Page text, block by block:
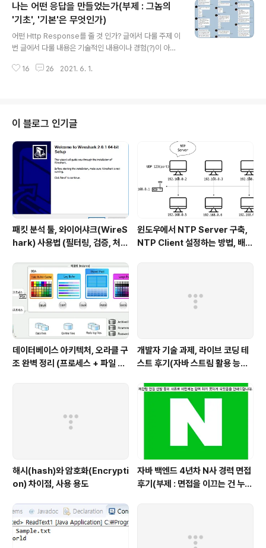
년 목표와 회고 📘 보고 싶은 책 보기 자바 ORM 표준 JP
A 프로그래밍, 친절한 SQL 튜닝, 오라클 성능 고도화 원리
와 해법, 새로 쓴 대용량 데이터베이스 솔루션 (총 4권) 실
패. 자바 ORM 표준 JPA 프로그래밍만 읽었고 나머지 3
권은 구매조차 하지 못했다. 2022년에는 주니어를 넘어
중니어(?)는 되는데 기본에 충실하기 위해서 데이터베이스
나는 어떤 응답을 만들었는가(부제 : 그놈의
'기초', '기본'은 무엇인가)
어떤 Http Response를 줄 것 인가? 글에서 다룰 주제 이
번 글에서 다룰 내용은 기술적인 내용이나 경험(?)이 아닌
어 개발자 연봉 상승 소식도 많이 들리고, 개발자 수요도 많
람들에게 업계 질문을 많이 할 것이다. 그리고 현업에 있는
사람들의 조언을 잘 들어보면 거기에는 "기초만 잘 다지
면..." , "기본적인 것만 할줄 알면..." 이런 말이 있을 것이다.
주의해야한다. 필자도 만 3년정도 경력이 있지만 그 기초
가 뭔지 기본적인 것은 뭔지 명쾌하게 말할 수 없었다. ..
16 26 2021. 6. 1.
이 블로그 인기글
패킷 분석 툴, 와이어샤크(WireS
hark) 사용법 (필터링, 검증, 처음
윈도우에서 NTP Server 구축,
NTP Client 설정하는 방법, 배치
데이터베이스 아키텍처, 오라클 구
조 완벽 정리 (프로세스 + 파일 구
개발자 기술 과제, 라이브 코딩 테
스트 후기(자바 스트림 활용 능력
해시(hash)와 암호화(Encrypti
on) 차이점, 사용 용도
자바 백엔드 4년차 N사 경력 면접
후기(부제 : 면접을 이끄는 건 누구